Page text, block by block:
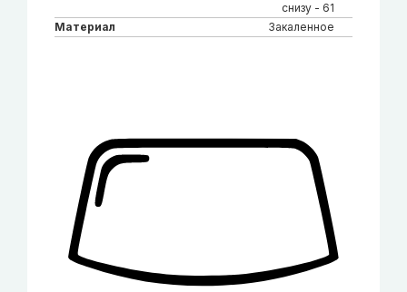
снизу - 61
Материал
Закаленное